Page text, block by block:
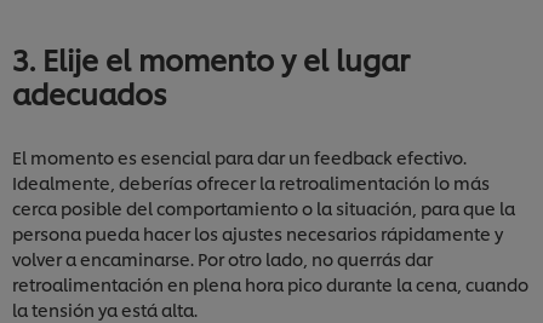
3. Elije el momento y el lugar
adecuados
El momento es esencial para dar un feedback efectivo.
Idealmente, deberías ofrecer la retroalimentación lo más
cerca posible del comportamiento o la situación, para que la
persona pueda hacer los ajustes necesarios rápidamente y
volver a encaminarse. Por otro lado, no querrás dar
retroalimentación en plena hora pico durante la cena, cuando
la tensión ya está alta.